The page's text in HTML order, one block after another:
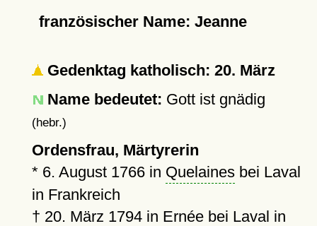
französischer Name: Jeanne
Gedenktag katholisch: 20. März
Name bedeutet: Gott ist gnädig
(hebr.)
Ordensfrau, Märtyrerin
* 6. August 1766in Quelainesbei Laval
in Frankreich
† 20. März 1794in Ernéebei Laval in